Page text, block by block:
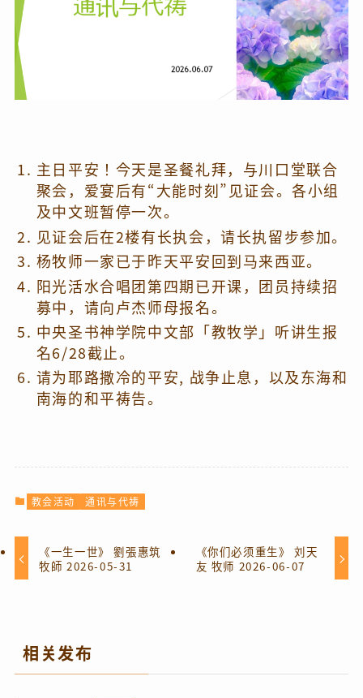
主日平安！今天是圣餐礼拜，与川口堂联合
聚会，爱宴后有“大能时刻”见证会。各小组
及中文班暂停一次。
见证会后在2楼有长执会，请长执留步参加。
杨牧师一家已于昨天平安回到马来西亚。
阳光活水合唱团第四期已开课，团员持续招
募中，请向卢杰师母报名。
中央圣书神学院中文部「教牧学」听讲生报
名6/28截止。
请为耶路撒冷的平安, 战争止息，以及东海和
南海的和平祷告。
教会活动 通讯与代祷
《一生一世》 劉張惠筑
牧師 2026-05-31
《你们必须重生》 刘天
友 牧师 2026-06-07
相关发布